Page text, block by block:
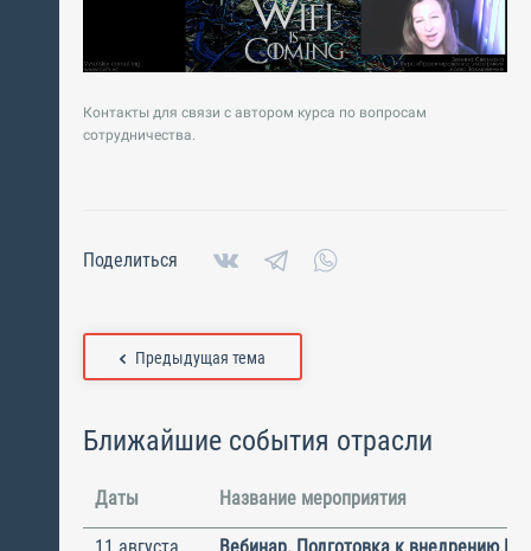
Контакты для связи с автором курса по вопросам
сотрудничества.
Поделиться
Предыдущая тема
Ближайшие события отрасли
Даты Название мероприятия